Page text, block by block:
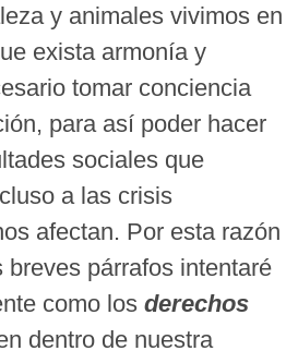
y animales vivimos en
exista armonía y
tomar conciencia
para así poder hacer
sociales que
a las crisis
afectan. Por esta razón
breves párrafos intentaré
como losderechos
dentro de nuestra